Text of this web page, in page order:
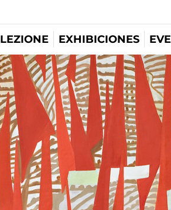
EXHIBICIONES